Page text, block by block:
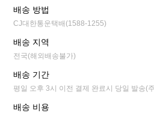
배송 방법
CJ대한통운택배(1588-1255)
배송 지역
전국(해외배송불가)
배송 기간
평일 오후 3시 이전 결제 완료시 당일 발송(
배송 비용